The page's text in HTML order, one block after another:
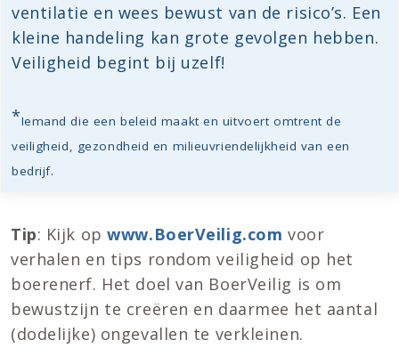
ventilatie en wees bewust van de risico’s. Een
kleine handeling kan grote gevolgen hebben.
Veiligheid begint bij uzelf!
*Iemand die een beleid maakt en uitvoert omtrent de
veiligheid, gezondheid en milieuvriendelijkheid van een
bedrijf.
Tip: Kijk opwww.BoerVeilig.com voor
verhalen en tips rondom veiligheid op het
boerenerf. Het doel van BoerVeilig is om
bewustzijn te creëren en daarmee het aantal
(dodelijke) ongevallen te verkleinen.